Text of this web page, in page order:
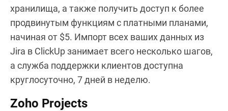
хранилища, а также получить доступ к более
продвинутым функциям с платными планами,
начиная от $5. Импорт всех ваших данных из
Jira в ClickUp занимает всего несколько шагов,
а служба поддержки клиентов доступна
круглосуточно, 7 дней в неделю.
Zoho Projects